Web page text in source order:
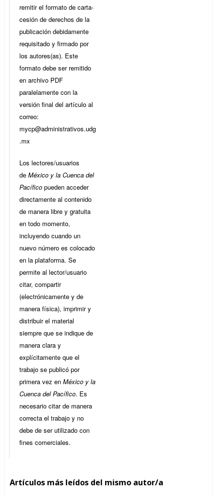
remitir el formato de carta-
cesión de derechos de la
publicación debidamente
requisitado y firmado por
los autores(as). Este
formato debe ser remitido
en archivo PDF
paralelamente con la
versión final del artículo al
correo:
mycp@administrativos.udg
.mx
Los lectores/usuarios
de México y la Cuenca del
Pacífico pueden acceder
directamente al contenido
de manera libre y gratuita
en todo momento,
incluyendo cuando un
nuevo número es colocado
en la plataforma. Se
permite al lector/usuario
citar, compartir
(electrónicamente y de
manera física), imprimir y
distribuir el material
siempre que se indique de
manera clara y
explícitamente que el
trabajo se publicó por
primera vez en México y la
Cuenca del Pacífico. Es
necesario citar de manera
correcta el trabajo y no
debe de ser utilizado con
fines comerciales.
Artículos más leídos del mismo autor/a